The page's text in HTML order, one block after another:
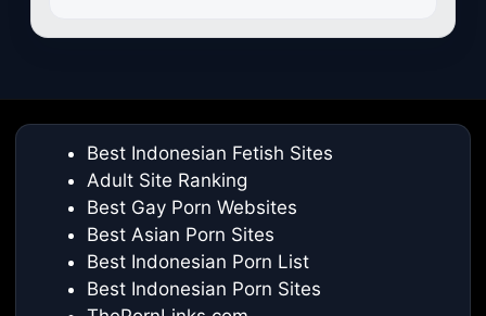
Best Indonesian Fetish Sites
Adult Site Ranking
Best Gay Porn Websites
Best Asian Porn Sites
Best Indonesian Porn List
Best Indonesian Porn Sites